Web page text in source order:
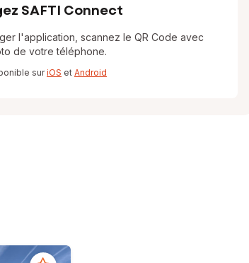
SAFTI Connect
l'application, scannez le QR Code avec
de votre téléphone.
suriOS et Android